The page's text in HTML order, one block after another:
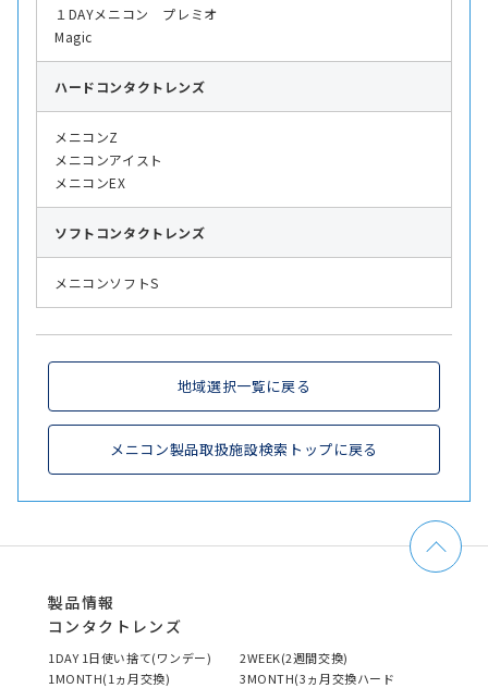
１DAYメニコン プレミオ
Magic
ハード コンタクトレンズ
メニコンZ
メニコンアイスト
メニコンEX
ソフト コンタクトレンズ
メニコンソフトS
地域選択一覧に戻る
メニコン製品取扱施設検索トップに戻る
製品情報
コンタクトレンズ
1DAY 1日使い捨て(ワンデー)
2WEEK(2週間交換)
1MONTH(1ヵ月交換)
3MONTH(3ヵ月交換ハード